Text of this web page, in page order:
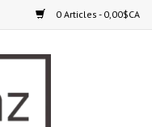
0 Articles - 0,00$CA